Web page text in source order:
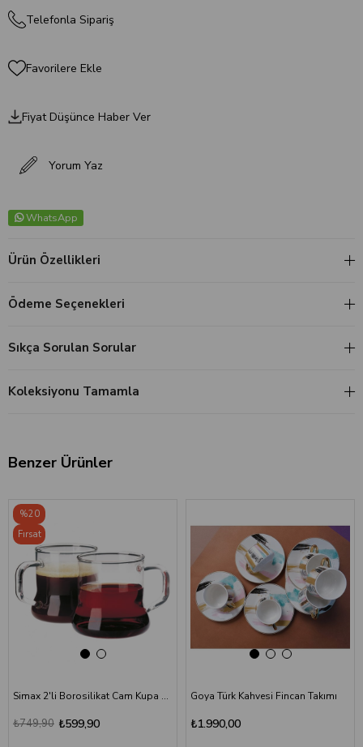
Telefonla Sipariş
Favorilere Ekle
Fiyat Düşünce Haber Ver
Yorum Yaz
WhatsApp
Ürün Özellikleri
Ödeme Seçenekleri
Sıkça Sorulan Sorular
Koleksiyonu Tamamla
Benzer Ürünler
Simax 2'li Borosilikat Cam Kupa Seti - 250 ml
₺599,90
₺749,90
%20
Fırsat
Ürünü
Goya Türk Kahvesi Fincan Takımı
₺1.990,00